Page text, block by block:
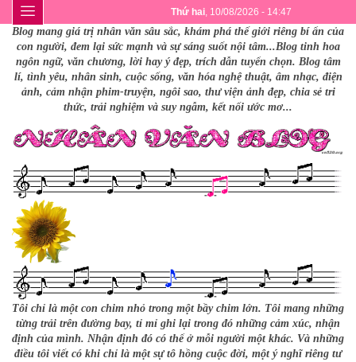
Thứ hai, 10/08/2026 - 14:47
Blog mang giá trị nhân văn sâu sắc, khám phá thế giới riêng bí ẩn của
con người, đem lại sức mạnh và sự sáng suốt nội tâm...Blog tinh hoa
ngôn ngữ, văn chương, lời hay ý đẹp, trích dẫn tuyển chọn. Blog tâm
lí, tình yêu, nhân sinh, cuộc sống, văn hóa nghệ thuật, âm nhạc, điện
ảnh, cảm nhận phim-truyện, ngôi sao, thư viện ảnh đẹp, chia sẻ tri
thức, trải nghiệm và suy ngẫm, kết nối ước mơ...
Tôi chỉ là một con chim nhỏ trong một bầy chim lớn. Tôi mang những
từng trải trên đường bay, tỉ mỉ ghi lại trong đó những cảm xúc, nhận
định của mình. Nhận định đó có thể ở mỗi người một khác. Và những
điều tôi viết có khi chỉ là một sự tô hồng cuộc đời, một ý nghĩ riêng tư